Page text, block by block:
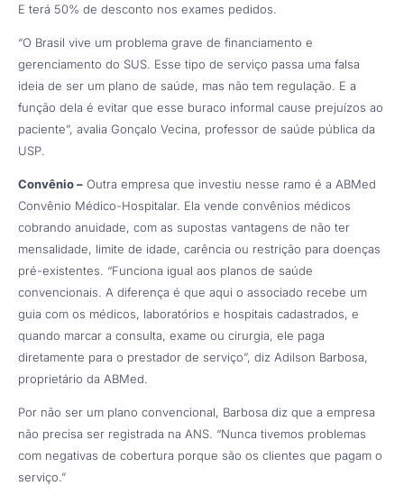
E terá 50% de desconto nos exames pedidos.
“O Brasil vive um problema grave de financiamento e
gerenciamento do SUS. Esse tipo de serviço passa uma falsa
ideia de ser um plano de saúde, mas não tem regulação. E a
função dela é evitar que esse buraco informal cause prejuízos ao
paciente”, avalia Gonçalo Vecina, professor de saúde pública da
USP.
Convênio – Outra empresa que investiu nesse ramo é a ABMed
Convênio Médico-Hospitalar. Ela vende convênios médicos
cobrando anuidade, com as supostas vantagens de não ter
mensalidade, limite de idade, carência ou restrição para doenças
pré-existentes. “Funciona igual aos planos de saúde
convencionais. A diferença é que aqui o associado recebe um
guia com os médicos, laboratórios e hospitais cadastrados, e
quando marcar a consulta, exame ou cirurgia, ele paga
diretamente para o prestador de serviço”, diz Adilson Barbosa,
proprietário da ABMed.
Por não ser um plano convencional, Barbosa diz que a empresa
não precisa ser registrada na ANS. “Nunca tivemos problemas
com negativas de cobertura porque são os clientes que pagam o
serviço.”